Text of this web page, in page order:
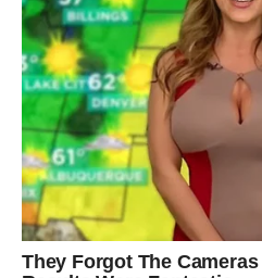
U ljubavi, pokaži emociju.
U poslu, prihvati podršku.
Anđeo ti donosi nagradu za
VODOLIJA –
blagoslov.”
Možda se nešto menja brže